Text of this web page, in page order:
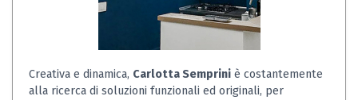
Creativa e dinamica, Carlotta Semprini è costantemente
alla ricerca di soluzioni funzionali ed originali, per